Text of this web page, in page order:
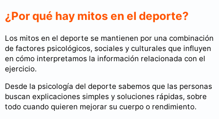
¿Por qué hay mitos en el deporte?
Los mitos en el deporte se mantienen por una combinación
de factores psicológicos, sociales y culturales que influyen
en cómo interpretamos la información relacionada con el
ejercicio.
Desde la psicología del deporte sabemos que las personas
buscan explicaciones simples y soluciones rápidas, sobre
todo cuando quieren mejorar su cuerpo o rendimiento.